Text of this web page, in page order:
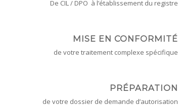
De CIL / DPO à l’établissement du registre
MISE EN CONFORMITÉ
de votre traitement complexe spécifique
PRÉPARATION
de votre dossier de demande d’autorisation